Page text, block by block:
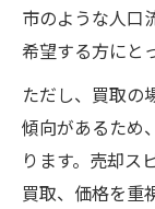
市のような人口
希望する方にと
ただし、買取の
傾向があるため
ります。売却ス
買取、価格を重